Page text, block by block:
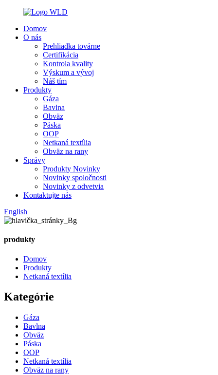
Domov
O nás
Prehliadka továrne
Certifikácia
Kontrola kvality
Výskum a vývoj
Náš tím
Produkty
Gáza
Bavlna
Obväz
Páska
OOP
Netkaná textília
Obväz na rany
Správy
Produkty Novinky
Novinky spoločnosti
Novinky z odvetvia
Kontaktujte nás
English
produkty
Domov
Produkty
Netkaná textília
Kategórie
Gáza
Bavlna
Obväz
Páska
OOP
Netkaná textília
Obväz na rany